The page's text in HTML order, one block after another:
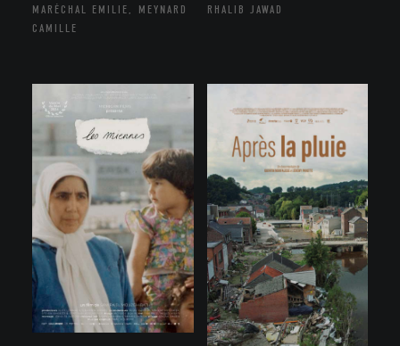
MARÉCHAL EMILIE, MEYNARD
CAMILLE
RHALIB JAWAD